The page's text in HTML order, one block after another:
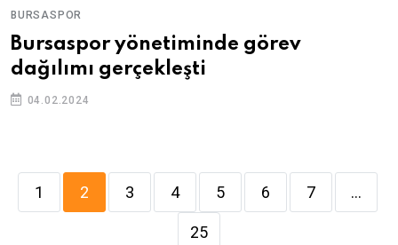
BURSASPOR
Bursaspor yönetiminde görev
dağılımı gerçekleşti
04.02.2024
1 2 3 4 5 6 7 ...
25